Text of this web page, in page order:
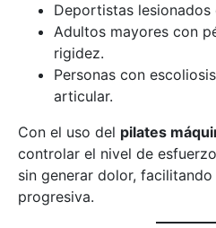
Deportistas
Adultos mayores con
rigidez.
Personas con
articular.
Con el uso del pilates
controlar el nivel de
sin generar dolor,
progresiva.